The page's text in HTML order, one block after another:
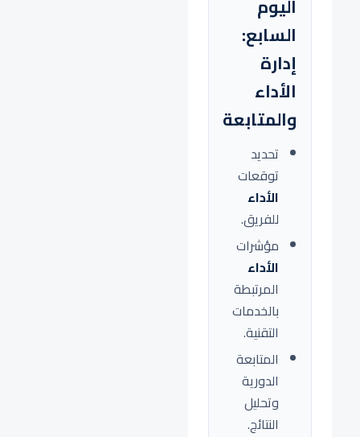
اليوم
السابع:
إدارة
الأداء
والمتابعة
تحديد
توقعات
الأداء
للفريق.
مؤشرات
الأداء
المرتبطة
بالخدمات
التقنية.
المتابعة
الدورية
وتحليل
النتائج.